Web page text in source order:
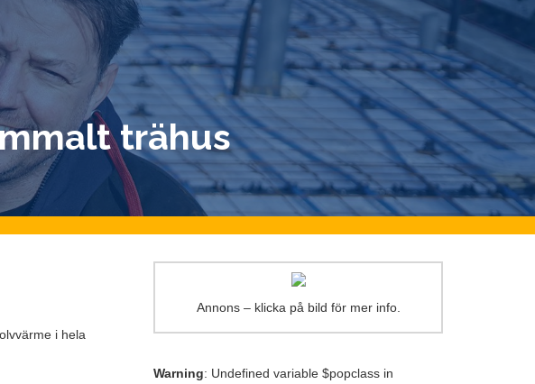
trähus
i hela
Annons – klicka på bild för mer info.
Warning: Undefined variable $popclass in